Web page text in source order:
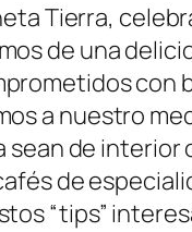
Tierra,
de una
con
a nuestro
sean de interior
de
“tips”